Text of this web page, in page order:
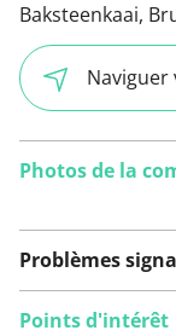
Baksteenkaai,
Photos de la
Problèmes
Points d'intérêt